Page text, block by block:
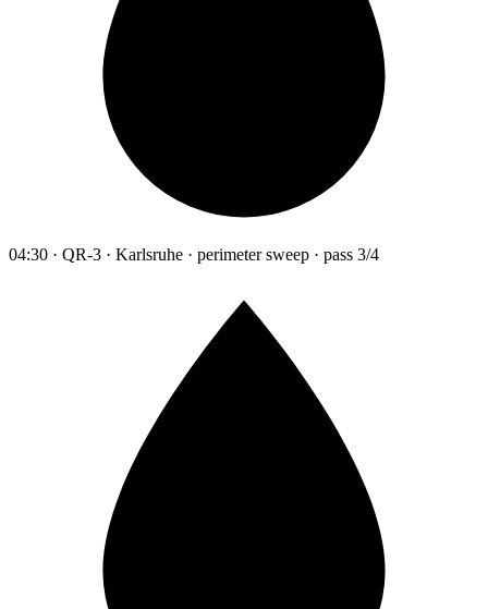
04:30 · QR-3 · Karlsruhe · perimeter sweep · pass 3/4